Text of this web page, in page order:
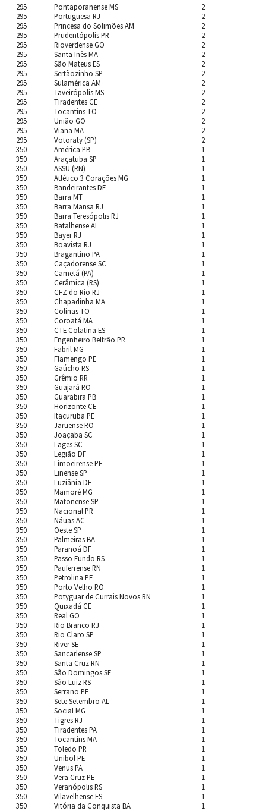
295
295
295
295
295
295
295
295
295
295
295
295
295
295
295
350
350
350
350
350
350
350
350
350
350
350
350
350
350
350
350
350
350
350
350
350
350
350
350
350
350
350
350
350
350
350
350
350
350
350
350
350
350
350
350
350
350
350
350
350
350
350
350
350
350
350
350
350
350
350
350
350
350
350
350
350
350
350
350
350
350
350
350
350
350
Pontaporanense MS
Portuguesa RJ
Princesa do Solimões AM
Prudentópolis PR
Rioverdense GO
Santa Inês MA
São Mateus ES
Sertãozinho SP
Sulamérica AM
Taveirópolis MS
Tiradentes CE
Tocantins TO
União GO
Viana MA
Votoraty (SP)
América PB
Araçatuba SP
ASSU (RN)
Atlético 3 Corações MG
Bandeirantes DF
Barra MT
Barra Mansa RJ
Barra Teresópolis RJ
Batalhense AL
Bayer RJ
Boavista RJ
Bragantino PA
Caçadorense SC
Cametá (PA)
Cerâmica (RS)
CFZ do Rio RJ
Chapadinha MA
Colinas TO
Coroatá MA
CTE Colatina ES
Engenheiro Beltrão PR
Fabril MG
Flamengo PE
Gaúcho RS
Grêmio RR
Guajará RO
Guarabira PB
Horizonte CE
Itacuruba PE
Jaruense RO
Joaçaba SC
Lages SC
Legião DF
Limoeirense PE
Linense SP
Luziânia DF
Mamoré MG
Matonense SP
Nacional PR
Náuas AC
Oeste SP
Palmeiras BA
Paranoá DF
Passo Fundo RS
Pauferrense RN
Petrolina PE
Porto Velho RO
Potyguar de Currais Novos RN
Quixadá CE
Real GO
Rio Branco RJ
Rio Claro SP
River SE
Sancarlense SP
Santa Cruz RN
São Domingos SE
São Luiz RS
Serrano PE
Sete Setembro AL
Social MG
Tigres RJ
Tiradentes PA
Tocantins MA
Toledo PR
Unibol PE
Venus PA
Vera Cruz PE
Veranópolis RS
Vilavelhense ES
Vitória da Conquista BA
2
2
2
2
2
2
2
2
2
2
2
2
2
2
2
1
1
1
1
1
1
1
1
1
1
1
1
1
1
1
1
1
1
1
1
1
1
1
1
1
1
1
1
1
1
1
1
1
1
1
1
1
1
1
1
1
1
1
1
1
1
1
1
1
1
1
1
1
1
1
1
1
1
1
1
1
1
1
1
1
1
1
1
1
1